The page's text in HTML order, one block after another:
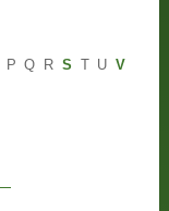
P Q R S U V